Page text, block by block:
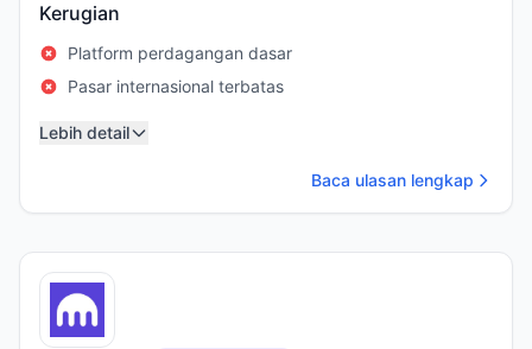
Kerugian
Platform perdagangan dasar
Pasar internasional terbatas
Lebih detail
Baca ulasan lengkap